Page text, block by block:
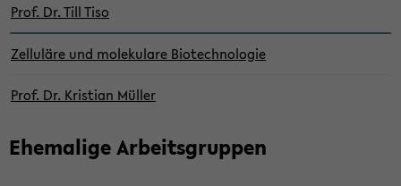
Prof. Dr. Till Tiso
Zel­lu­lä­re und mo­le­ku­la­re Bio­tech­no­lo­gie
Prof. Dr. Kris­ti­an Mül­ler
Ehe­ma­li­ge Ar­beits­grup­pen